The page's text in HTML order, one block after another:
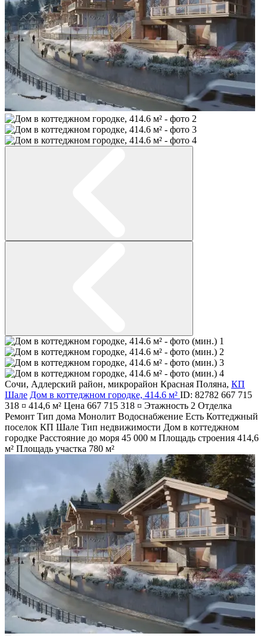
Сочи, Адлерский район, микрорайон Красная Поляна, КП
Шале Дом в коттеджном городке, 414.6 м² ID: 82782 667 715
318 ¤ 414,6 м² Цена 667 715 318 ¤ Этажность 2 Отделка
Ремонт Тип дома Монолит Водоснабжение Есть Коттеджный
поселок КП Шале Тип недвижимости Дом в коттеджном
городке Расстояние до моря 45 000 м Площадь строения 414,6
м² Площадь участка 780 м²